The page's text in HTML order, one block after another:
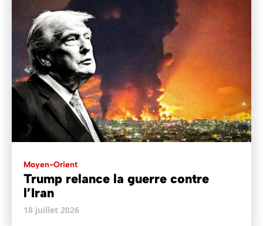
Moyen-Orient
Trump relance la guerre contre
l’Iran
18 juillet 2026